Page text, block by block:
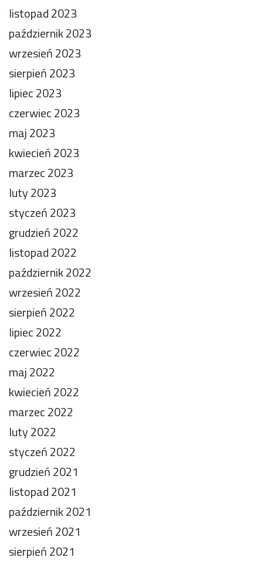
listopad 2023
październik 2023
wrzesień 2023
sierpień 2023
lipiec 2023
czerwiec 2023
maj 2023
kwiecień 2023
marzec 2023
luty 2023
styczeń 2023
grudzień 2022
listopad 2022
październik 2022
wrzesień 2022
sierpień 2022
lipiec 2022
czerwiec 2022
maj 2022
kwiecień 2022
marzec 2022
luty 2022
styczeń 2022
grudzień 2021
listopad 2021
październik 2021
wrzesień 2021
sierpień 2021